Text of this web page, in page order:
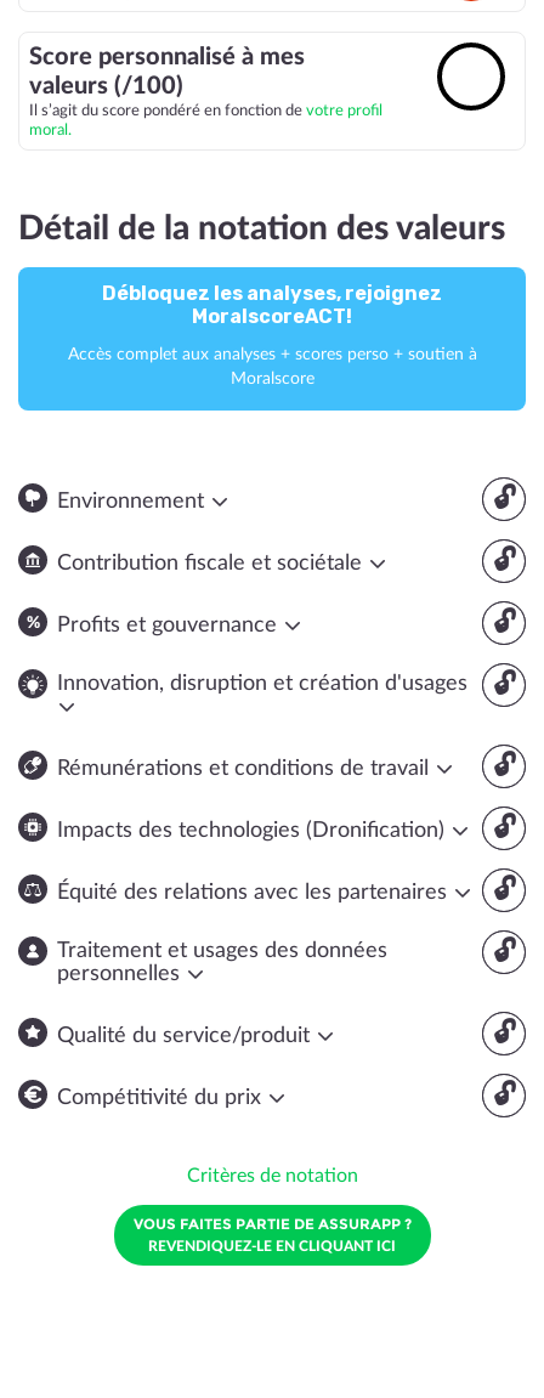
Score personnalisé à mes
valeurs (/100)
Il s’agit du score pondéré en fonction de votre profil
moral.
Détail de la notation des valeurs
Débloquez les analyses, rejoignez
MoralscoreACT!
Accès complet aux analyses + scores perso + soutien à
Moralscore
🔓
Environnement
🔓
Contribution fiscale et sociétale
🔓
Profits et gouvernance
🔓
Innovation, disruption et création d'usages
🔓
Rémunérations et conditions de travail
🔓
Impacts des technologies (Dronification)
🔓
Équité des relations avec les partenaires
🔓
Traitement et usages des données
personnelles
🔓
Qualité du service/produit
🔓
Compétitivité du prix
Critères de notation
VOUS FAITES PARTIE DE ASSURAPP ?
REVENDIQUEZ-LE EN CLIQUANT ICI